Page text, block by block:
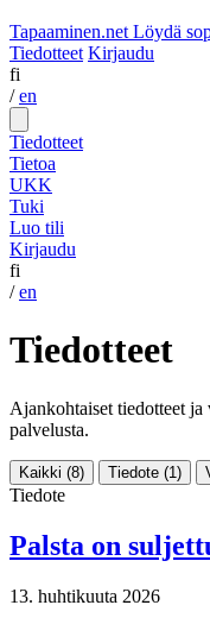
Tapaaminen.net Löydä
Tiedotteet Kirjaudu
fi
/ en
Tiedotteet
Tietoa
UKK
Tuki
Luo tili
Kirjaudu
fi
/ en
Tiedotteet
Ajankohtaiset tiedotteet
palvelusta.
Kaikki (8) Tiedote (1)
Tiedote
Palsta on
13. huhtikuuta 2026